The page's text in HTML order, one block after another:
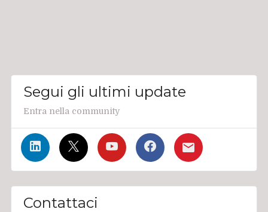
Segui gli ultimi update
Entra nella community
Contattaci